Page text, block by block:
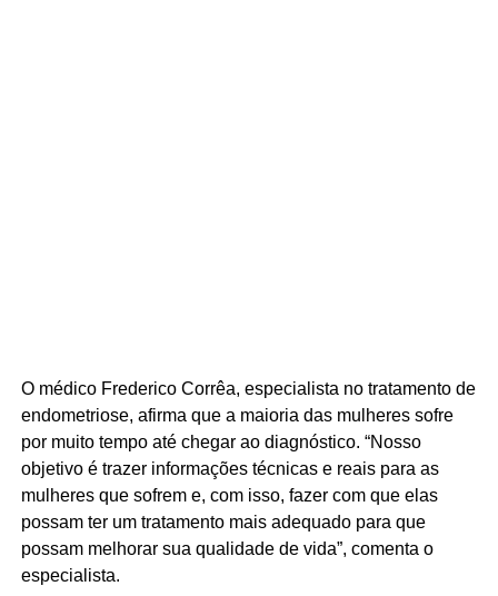
O médico Frederico Corrêa, especialista no tratamento de
endometriose, afirma que a maioria das mulheres sofre
por muito tempo até chegar ao diagnóstico. “Nosso
objetivo é trazer informações técnicas e reais para as
mulheres que sofrem e, com isso, fazer com que elas
possam ter um tratamento mais adequado para que
possam melhorar sua qualidade de vida”, comenta o
especialista.